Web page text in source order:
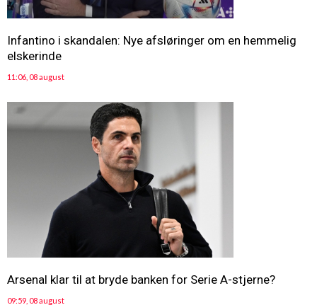
Infantino i skandalen: Nye afsløringer om en hemmelig
elskerinde
11:06, 08 august
Arsenal klar til at bryde banken for Serie A-stjerne?
09:59, 08 august